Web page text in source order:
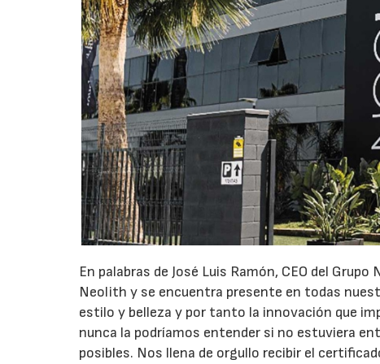
En palabras de José Luis Ramón, CEO del
Neolith y se encuentra presente en todas
estilo y belleza y por tanto la innovación que
nunca la podríamos entender si no estuviera
posibles. Nos llena de orgullo recibir el